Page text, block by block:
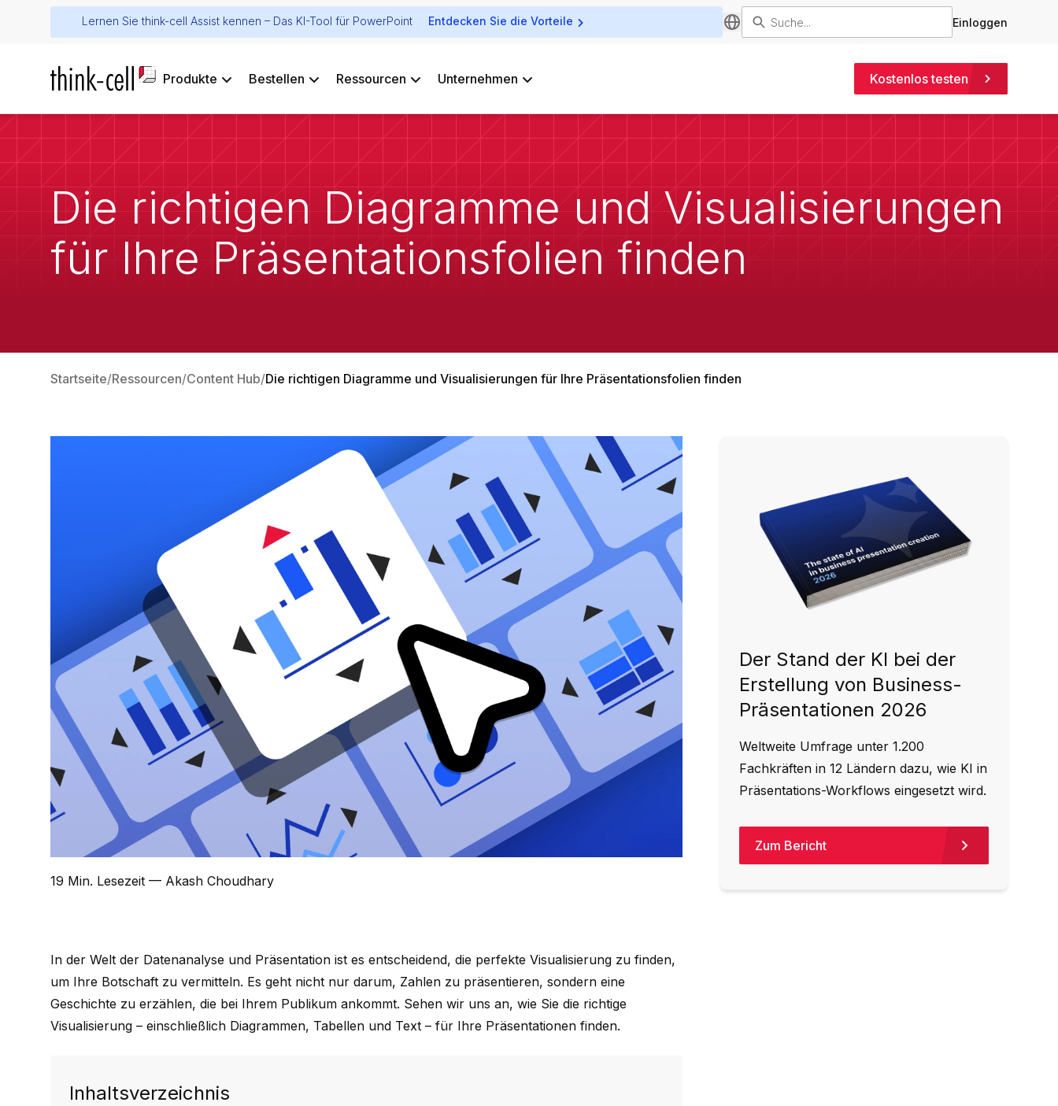
Lernen Sie think-cell Assist kennen – Das KI-Tool für PowerPoint Entdecken Sie die Vorteile Einloggen
Produkte Bestellen Ressourcen Unternehmen Kostenlos testen
Die richtigen Diagramme und Visualisierungen
für Ihre Präsentationsfolien finden
Startseite Ressourcen Content Hub Die richtigen Diagramme und Visualisierungen für Ihre Präsentationsfolien finden
19 Min. Lesezeit — Akash Choudhary
In der Welt der Datenanalyse und Präsentation ist es entscheidend, die perfekte Visualisierung zu finden,
um Ihre Botschaft zu vermitteln. Es geht nicht nur darum, Zahlen zu präsentieren, sondern eine
Geschichte zu erzählen, die bei Ihrem Publikum ankommt. Sehen wir uns an, wie Sie die richtige
Visualisierung – einschließlich Diagrammen, Tabellen und Text – für Ihre Präsentationen finden.
Inhaltsverzeichnis
Der Stand der KI bei der
Erstellung von Business-
Präsentationen 2026
Weltweite Umfrage unter 1.200
Fachkräften in 12 Ländern dazu, wie KI in
Präsentations-Workflows eingesetzt wird.
Zum Bericht